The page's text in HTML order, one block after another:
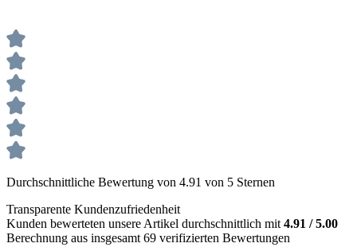
Durchschnittliche Bewertung von 4.91 von 5 Sternen
Transparente Kundenzufriedenheit
Kunden bewerteten unsere Artikel durchschnittlich mit 4.91 / 5.00
Berechnung aus insgesamt 69 verifizierten Bewertungen